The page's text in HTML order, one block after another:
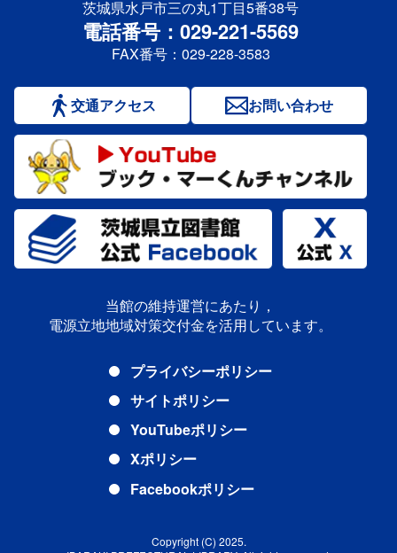
茨城県水戸市三の丸1丁目5番38号
電話番号：029-221-5569
FAX番号：029-228-3583
交通アクセス お問い合わせ
当館の維持運営にあたり，
電源立地地域対策交付金を活用しています。
プライバシーポリシー
サイトポリシー
YouTubeポリシー
Xポリシー
Facebookポリシー
Copyright (C) 2025.